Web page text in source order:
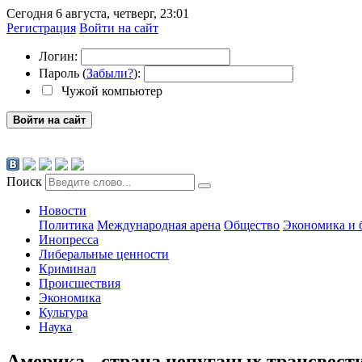
Сегодня 6 августа, четверг, 23:01
Регистрация Войти на сайт
Логин:
Пароль (Забыли?):
Чужой компьютер
Войти на сайт
Поиск
Новости
Политика Международная арена Общество Экономика и
Инопресса
Либеральные ценности
Криминал
Происшествия
Экономика
Культура
Наука